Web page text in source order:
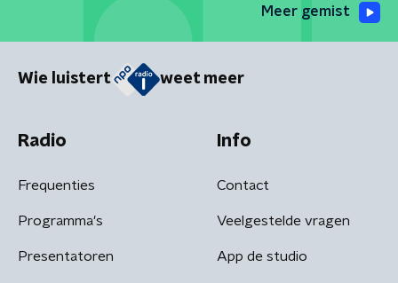
Meer gemist
Wie luistert weet meer
Radio
Frequenties
Programma's
Presentatoren
Info
Contact
Veelgestelde vragen
App de studio